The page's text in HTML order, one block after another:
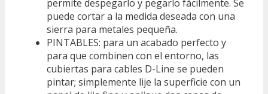
permite despegarlo y pegarlo fácilmente. Se
puede cortar a la medida deseada con una
sierra para metales pequeña.
PINTABLES: para un acabado perfecto y
para que combinen con el entorno, las
cubiertas para cables D-Line se pueden
pintar; simplemente lije la superficie con un